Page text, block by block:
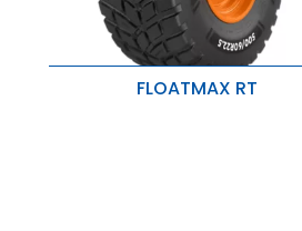
FLOATMAX RT